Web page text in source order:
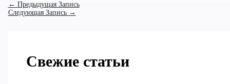
← Предыдущая Запись
Следующая Запись →
Свежие статьи